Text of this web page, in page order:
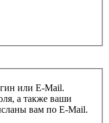
или E-Mail.
а также ваши
вам по E-Mail.